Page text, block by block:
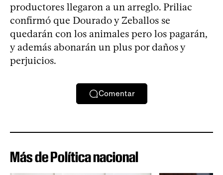
productores llegaron a un arreglo. Priliac
confirmó que Dourado y Zeballos se
quedarán con los animales pero los pagarán,
y además abonarán un plus por daños y
perjuicios.
Comentar
Más de Política nacional